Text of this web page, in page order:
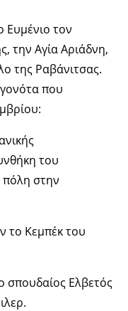
Ευμένιο τον
την Αγία Αριάδνη,
της Ραβάνιτσας.
που
του
πόλη στην
το Κεμπέκ του
σπουδαίος Ελβετός